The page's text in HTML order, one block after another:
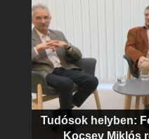
Tudósok helyben:
Kocsev Miklós